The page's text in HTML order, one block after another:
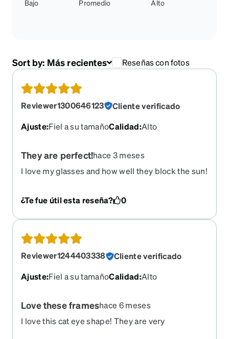
Bajo Promedio Alto
Sort by: Más recientes Reseñas con fotos
Reviewer1300646123
Cliente verificado
Ajuste:Fiel a su tamañoCalidad:Alto
They are perfect!hace 3 meses
I love my glasses and how well they block the sun!
¿Te fue útil esta reseña? 0
Reviewer1244403338
Cliente verificado
Ajuste:Fiel a su tamañoCalidad:Alto
Love these frameshace 6 meses
I love this cat eye shape! They are very